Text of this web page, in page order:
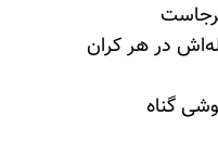
در هر کران
گناه